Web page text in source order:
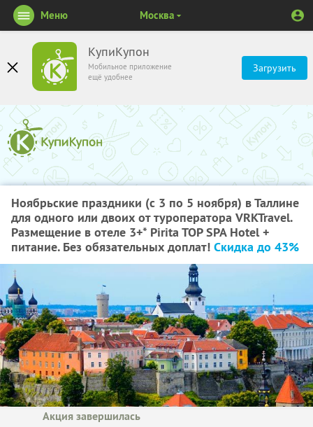
КупиКупон
Мобильное приложение
ещё удобнее
Загрузить
Меню Москва
Ноябрьские праздники (с 3 по 5 ноября) в Таллине
для одного или двоих от туроператора VRKTravel.
Размещение в отеле 3+* Pirita TOP SPA Hotel +
питание. Без обязательных доплат! Скидка до 43%
Акция завершилась